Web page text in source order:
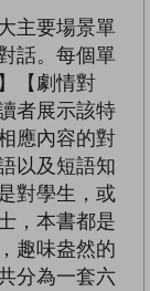
主要場景單
話。每個單
【劇情對
者展示該特
應內容的對
以及短語知
對學生，或
，本書都是
趣味盎然的
分為一套六